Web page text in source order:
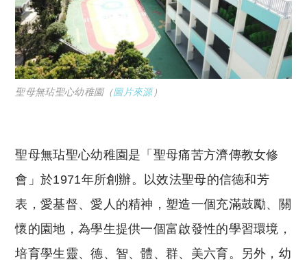
聖母無玷聖心幼稚園（圖片來源）
聖母無玷聖心幼稚園是「聖母痛苦方濟傳教女修
會」於1971年所創辦。以效法聖母的信德和芳
表，愛基督、愛人的精神，塑造一個充滿鼓勵、關
懷的園地，為學生提供一個富啟發性的學習環境，
培育學生靈、德、智、體、群、美六育。另外，幼